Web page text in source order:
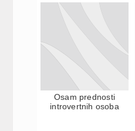
Osam prednosti
introvertnih osoba